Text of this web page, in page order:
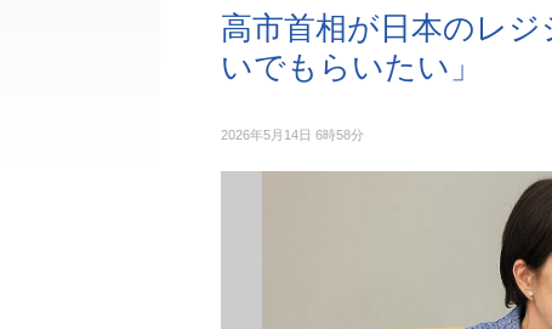
高市首相が日本のレ
いでもらいたい」
2026年5月14日 6時58分